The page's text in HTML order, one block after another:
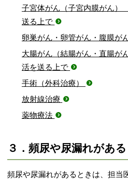
子宮体がん（子宮内膜がん
送る上で
卵巣がん・卵管がん・腹膜
大腸がん（結腸がん・直腸
活を送る上で
手術（外科治療）
放射線治療
薬物療法
３．頻尿や尿漏れがあ
頻尿や尿漏れがあるときは、担当